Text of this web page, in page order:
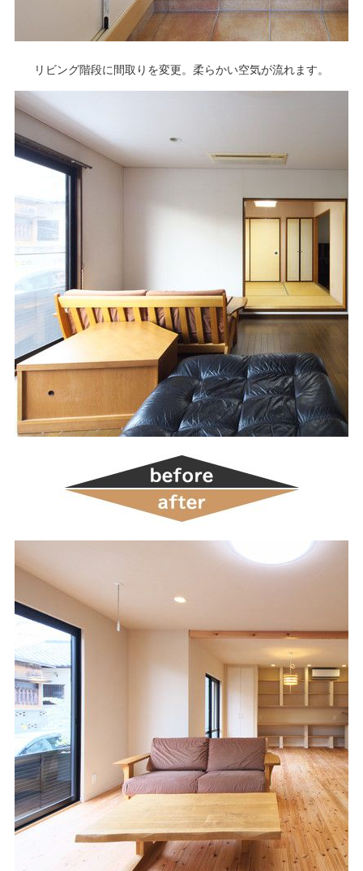
リビング階段に間取りを変更。柔らかい空気が流れます。